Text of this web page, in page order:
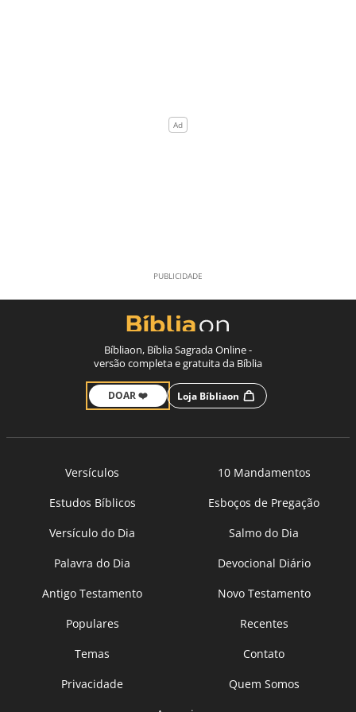
Bíbliaon, Bíblia Sagrada Online -
versão completa e gratuita da Bíblia
DOAR ❤️ Loja Bíbliaon
Versículos
10 Mandamentos
Estudos Bíblicos
Esboços de Pregação
Versículo do Dia
Salmo do Dia
Palavra do Dia
Devocional Diário
Antigo Testamento
Novo Testamento
Populares
Recentes
Temas
Contato
Privacidade
Quem Somos